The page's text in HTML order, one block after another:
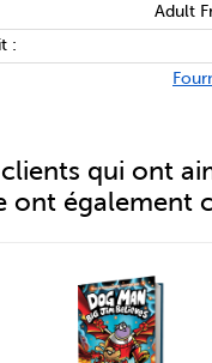
Adult
:
clients qui ont
ont également
quick look